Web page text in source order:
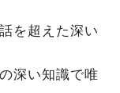
超えた深い
い知識で唯